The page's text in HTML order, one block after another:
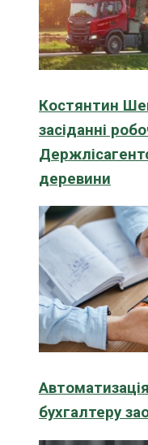
Костянтин
засіданні
деревини
бухгалтеру